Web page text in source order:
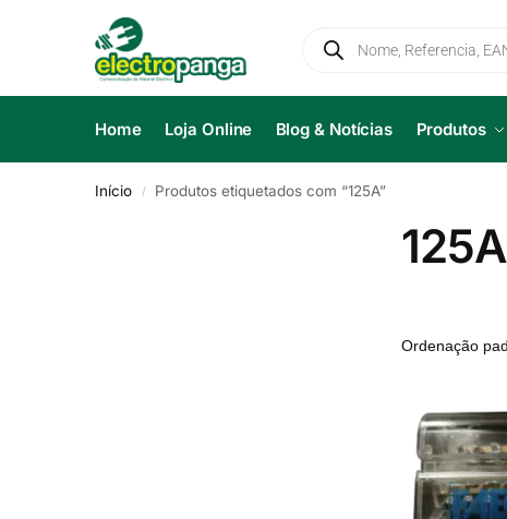
Home Loja Online Blog & Notícias Produtos
Início / Produtos etiquetados com “125A”
125A